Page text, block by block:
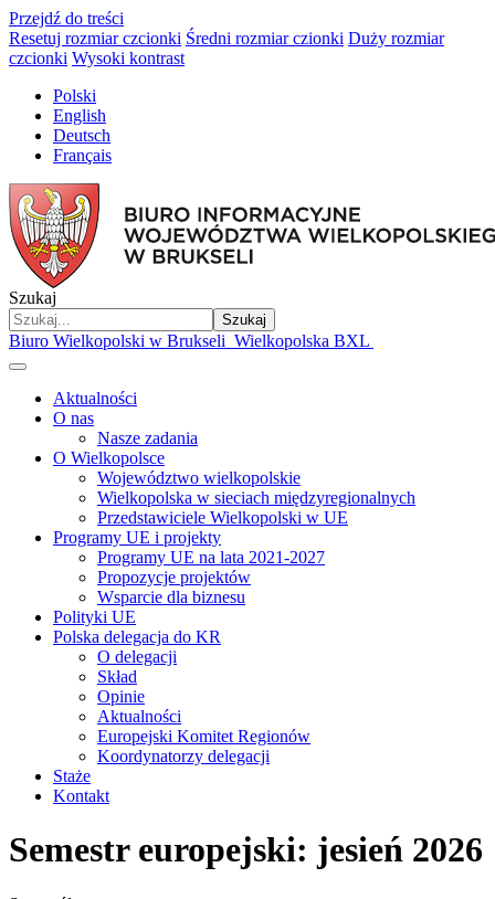
Przejdź do treści
Resetuj rozmiar czcionki Średni rozmiar czionki Duży rozmiar
czcionki Wysoki kontrast
Polski
English
Deutsch
Français
Szukaj
Szukaj
Biuro Wielkopolski w Brukseli Wielkopolska BXL
Aktualności
O nas
Nasze zadania
O Wielkopolsce
Województwo wielkopolskie
Wielkopolska w sieciach międzyregionalnych
Przedstawiciele Wielkopolski w UE
Programy UE i projekty
Programy UE na lata 2021-2027
Propozycje projektów
Wsparcie dla biznesu
Polityki UE
Polska delegacja do KR
O delegacji
Skład
Opinie
Aktualności
Europejski Komitet Regionów
Koordynatorzy delegacji
Staże
Kontakt
Semestr europejski: jesień 2026